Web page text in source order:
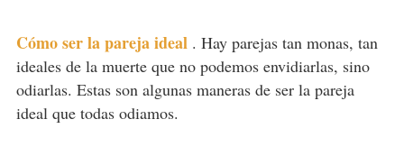
Cómo ser la pareja ideal . Hay parejas tan monas, tan
ideales de la muerte que no podemos envidiarlas, sino
odiarlas. Estas son algunas maneras de ser la pareja
ideal que todas odiamos.